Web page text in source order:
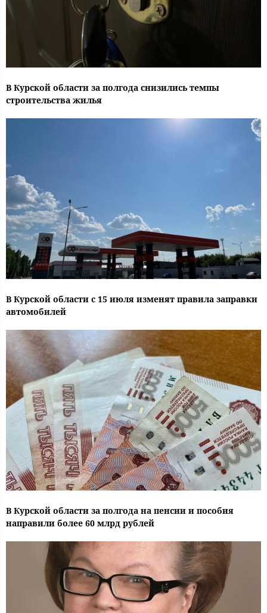
В Курской области за полгода снизились темпы
строительства жилья
В Курской области с 15 июля изменят правила заправки
автомобилей
В Курской области за полгода на пенсии и пособия
направили более 60 млрд рублей